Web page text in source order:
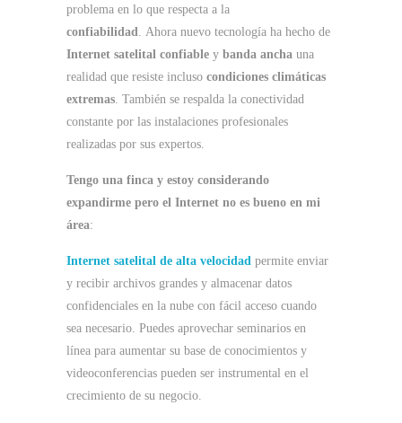
problema en lo que respecta a la
confiabilidad
. Ahora nuevo tecnología ha hecho de
Internet satelital confiable y banda ancha una
realidad que resiste incluso condiciones climáticas
extremas . También se respalda la conectividad
constante por las instalaciones profesionales
realizadas por sus expertos.
Tengo una finca y estoy considerando
expandirme pero el Internet no es bueno en mi
área:
Internet satelital de alta velocidad permite enviar
y recibir archivos grandes y almacenar datos
confidenciales en la nube con fácil acceso cuando
sea necesario. Puedes aprovechar seminarios en
línea para aumentar su base de conocimientos y
videoconferencias pueden ser instrumental en el
crecimiento de su negocio.